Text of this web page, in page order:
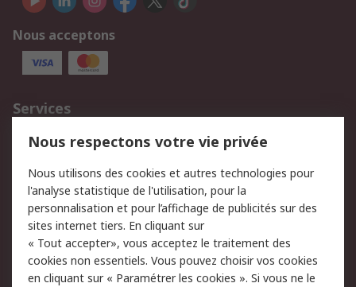
Nous acceptons
Services
750.000 produits
2.500 marques
Retours
Support technique
Track & trace
Legal
Politique de cookies
Sécurité des e-mails
Nous respectons votre vie privée
Nous utilisons des cookies et autres technologies pour
l'analyse statistique de l'utilisation, pour la
personnalisation et pour l’affichage de publicités sur des
sites internet tiers. En cliquant sur
« Tout accepter», vous acceptez le traitement des
cookies non essentiels. Vous pouvez choisir vos cookies
en cliquant sur « Paramétrer les cookies ». Si vous ne le